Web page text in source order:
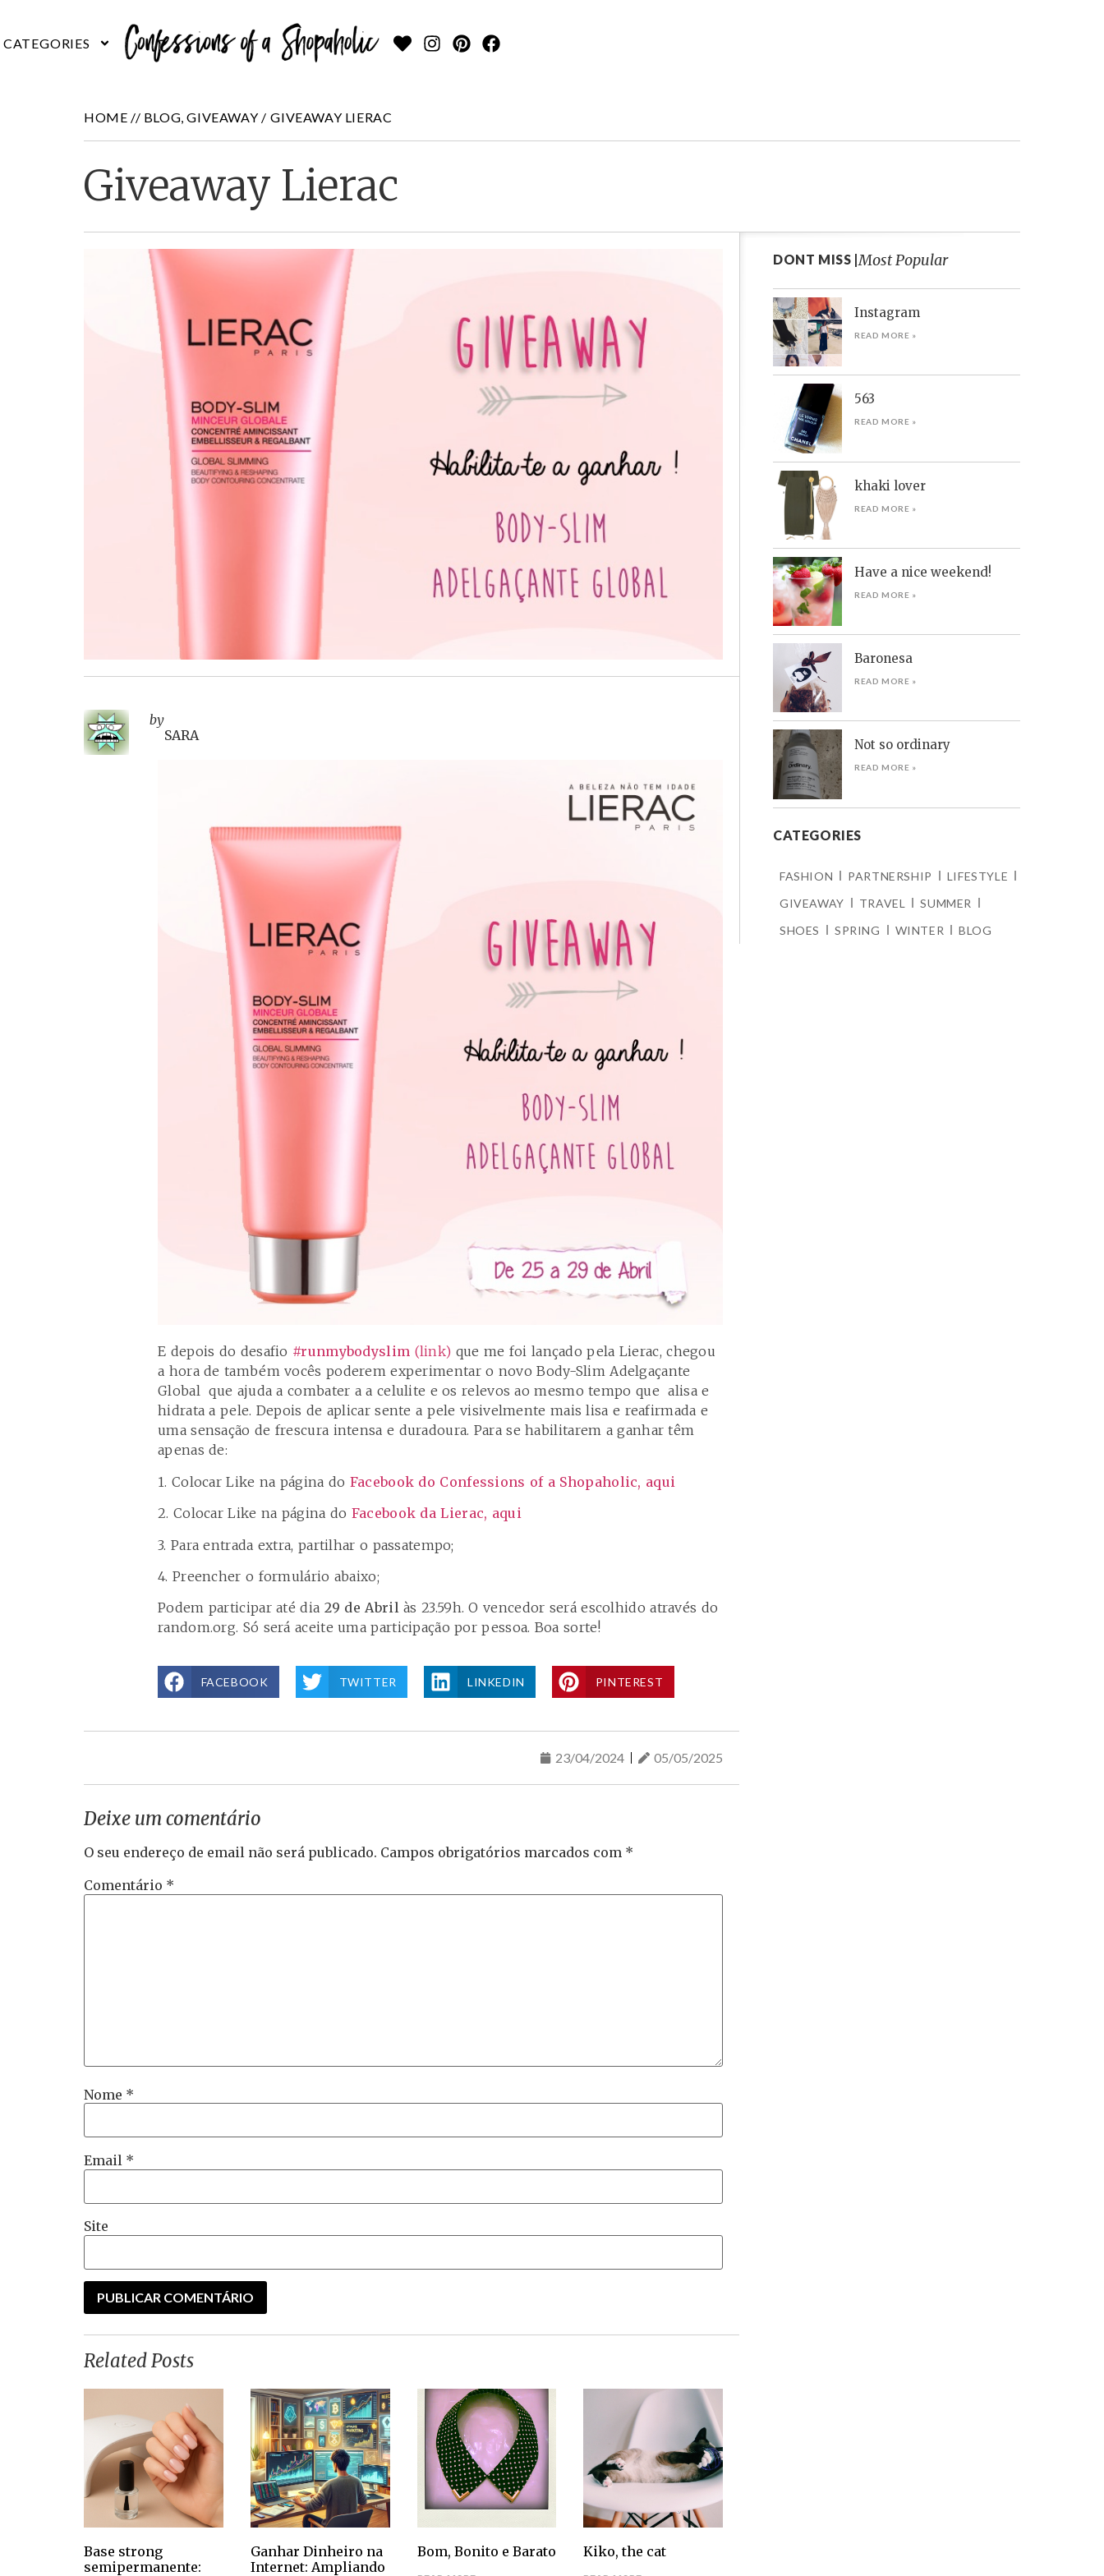
HOME // BLOG,GIVEAWAY / GIVEAWAY LIERAC
Giveaway Lierac
by
SARA
E depois do desafio #runmybodyslim (link) que me foi lançado pela Lierac, chegou
a hora de também vocês poderem experimentar o novo Body-Slim Adelgaçante
Global que ajuda a combater a a celulite e os relevos ao mesmo tempo que alisa e
hidrata a pele. Depois de aplicar sente a pele visivelmente mais lisa e reafirmada e
uma sensação de frescura intensa e duradoura. Para se habilitarem a ganhar têm
apenas de:
1. Colocar Like na página do Facebook do Confessions of a Shopaholic, aqui
2. Colocar Like na página do Facebook da Lierac, aqui
3. Para entrada extra, partilhar o passatempo;
4. Preencher o formulário abaixo;
Podem participar até dia 29 de Abrilàs 23.59h. O vencedor será escolhido através do
random.org. Só será aceite uma participação por pessoa. Boa sorte!
FACEBOOK TWITTER LINKEDIN PINTEREST
23/04/2024 05/05/2025
Deixe um comentário
O seu endereço de email não será publicado. Campos obrigatórios marcados com *
Comentário *
Nome *
Email *
Site
Related Posts
Base strong
semipermanente:
Ganhar Dinheiro na
Internet: Ampliando
Bom, Bonito e Barato Kiko, the cat
DONT MISS |Most Popular
Instagram
READ MORE »
563
READ MORE »
khaki lover
READ MORE »
Have a nice weekend!
READ MORE »
Baronesa
READ MORE »
Not so ordinary
READ MORE »
CATEGORIES
FASHION PARTNERSHIP
LIFESTYLE
GIVEAWAY
TRAVEL
SUMMER
SHOES
SPRING WINTER BLOG